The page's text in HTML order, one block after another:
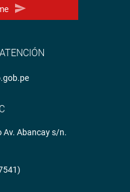
Av. Abancay s/n.